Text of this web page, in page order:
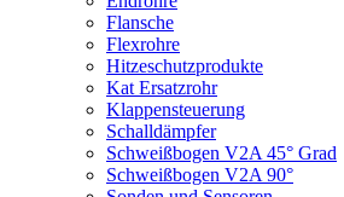
Flansche
Flexrohre
Hitzeschutzprodukte
Kat Ersatzrohr
Klappensteuerung
Schalldämpfer
Schweißbogen V2A 45° Grad
Schweißbogen V2A 90°